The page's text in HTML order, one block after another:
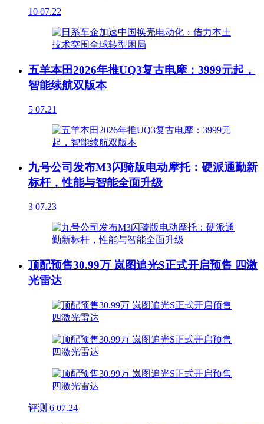
10 07.22
五羊本田2026年推UQ3复古电摩：3999元起，
智能续航双版本
5 07.21
九号公司发布M3闪骑版电动摩托：硬派通勤新
标杆，性能与智能全面升级
3 07.23
顶配预售30.99万 岚图追光S正式开启预售 四激
光雷达
评测 6 07.24